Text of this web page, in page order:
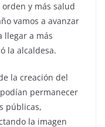
y más salud
vamos a avanzar
llegar a más
la alcaldesa.
la creación del
permanecer
públicas,
la imagen